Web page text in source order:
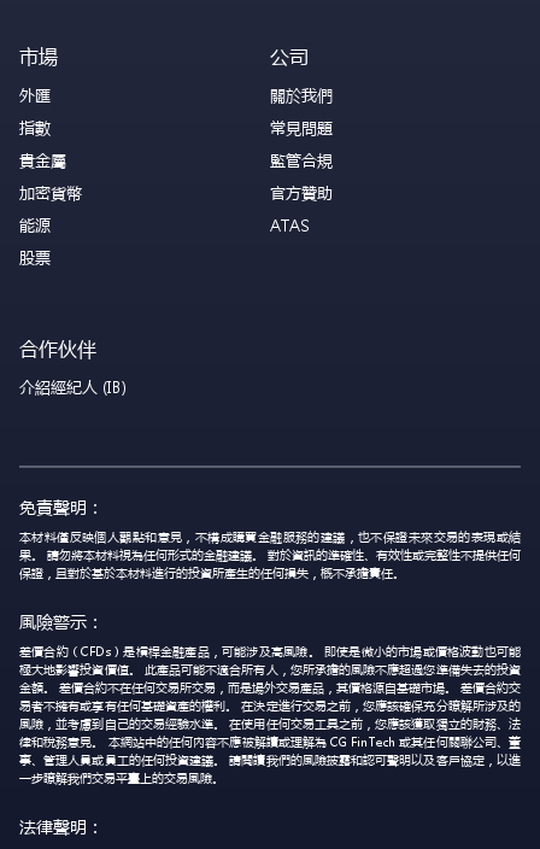
市場
外匯
指數
貴金屬
加密貨幣
能源
股票
公司
關於我們
常見問題
監管合規
官方贊助
ATAS
合作伙伴
介紹經紀人 (IB)
免責聲明：
本材料僅反映個人觀點和意見，不構成購買金融服務的建議，也不保證未來交易的表現或結
果。 請勿將本材料視為任何形式的金融建議。 對於資訊的準確性、有效性或完整性不提供任何
保證，且對於基於本材料進行的投資所產生的任何損失，概不承擔責任。
風險警示：
差價合約（CFDs）是槓桿金融產品，可能涉及高風險。 即使是微小的市場或價格波動也可能
極大地影響投資價值。 此產品可能不適合所有人，您所承擔的風險不應超過您準備失去的投資
金額。 差價合約不在任何交易所交易，而是場外交易產品，其價格源自基礎市場。 差價合約交
易者不擁有或享有任何基礎資產的權利。 在決定進行交易之前，您應該確保充分瞭解所涉及的
風險，並考慮到自己的交易經驗水準。 在使用任何交易工具之前，您應該獲取獨立的財務、法
律和稅務意見。 本網站中的任何內容不應被解讀或理解為 CG FinTech 或其任何關聯公司、董
事、管理人員或員工的任何投資建議。 請閱讀我們的風險披露和認可聲明以及客戶協定，以進
一步瞭解我們交易平臺上的交易風險。
法律聲明：